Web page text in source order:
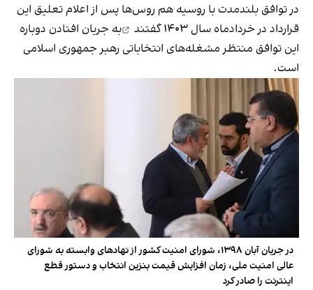
در توافق بلندمدت با روسیه‌ هم روس‌ها پس از اعلام تعلیق این
قرارداد در خردادماه سال ۱۴۰۳
گفتند
به جریان افتادن دوباره
این توافق منتظر مشغله‌های انتخاباتی رهبر جمهوری اسلامی
است.
در جریان آبان ۱۳۹۸، شورای امنیت کشور از نهادهای وابسته به شورای
عالی امنیت ملی، زمان افزایش قیمت بنزین انتخاب و دستور قطع
اینترنت را صادر کرد